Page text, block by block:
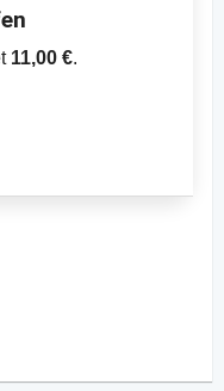
11,00 €.